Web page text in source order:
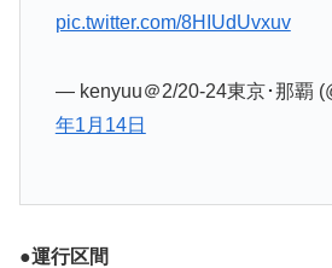
pic.twitter.com/8HIUdUvxuv
— kenyuu＠2/20-24東京･那覇
年1月14日
●運行区間